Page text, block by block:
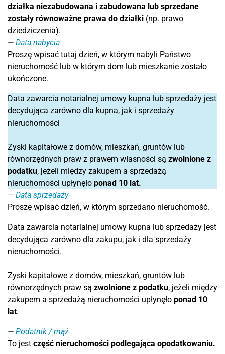
działka niezabudowana i zabudowana lub sprzedane
zostały równoważne prawa do działki (np. prawo
dziedziczenia).
Data nabycia
Proszę wpisać tutaj dzień, w którym nabyli Państwo
nieruchomość lub w którym dom lub mieszkanie zostało
ukończone.
Data zawarcia notarialnej umowy kupna lub sprzedaży jest
decydująca zarówno dla kupna, jak i sprzedaży
nieruchomości
Zyski kapitałowe z domów, mieszkań, gruntów lub
równorzędnych praw z prawem własności są zwolnione z
podatku, jeżeli między zakupem a sprzedażą
nieruchomości upłynęło ponad 10 lat.
Data sprzedaży
Proszę wpisać dzień, w którym sprzedano nieruchomość.
Data zawarcia notarialnej umowy kupna lub sprzedaży jest
decydująca zarówno dla zakupu, jak i dla sprzedaży
nieruchomości.
Zyski kapitałowe z domów, mieszkań, gruntów lub
równorzędnych praw są zwolnione z podatku, jeżeli między
zakupem a sprzedażą nieruchomości upłynęło ponad 10
lat.
Podatnik / mąż
To jest część nieruchomości podlegająca opodatkowaniu.